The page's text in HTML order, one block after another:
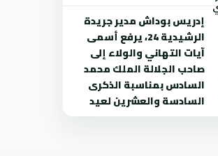
إدريس بوداش مدير جريدة
الرشيدية 24، يرفع أسمى
آيات التهاني والولاء إلى
صاحب الجلالة الملك محمد
السادس بمناسبة الذكرى
السادسة والعشرين لعيد